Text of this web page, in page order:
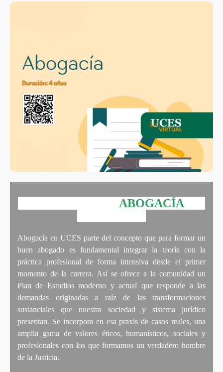
ABOGACÍA
Abogacía en UCES parte del concepto que para formar un
buen abogado es fundamental integrar la teoría con la
práctica profesional de forma intensiva desde el primer
momento de la carrera. Así se ofrece a la comunidad un
Plan de Estudios moderno y actual que responde a las
demandas originadas a raíz de las transformaciones
sustanciales que nuestra sociedad y sistema jurídico
presentan. Se incorpora en esa praxis de casos reales, una
amplia gama de valores éticos, humanísticos, sociales y
profesionales con los que formamos un verdadero hombre
de la Justicia.